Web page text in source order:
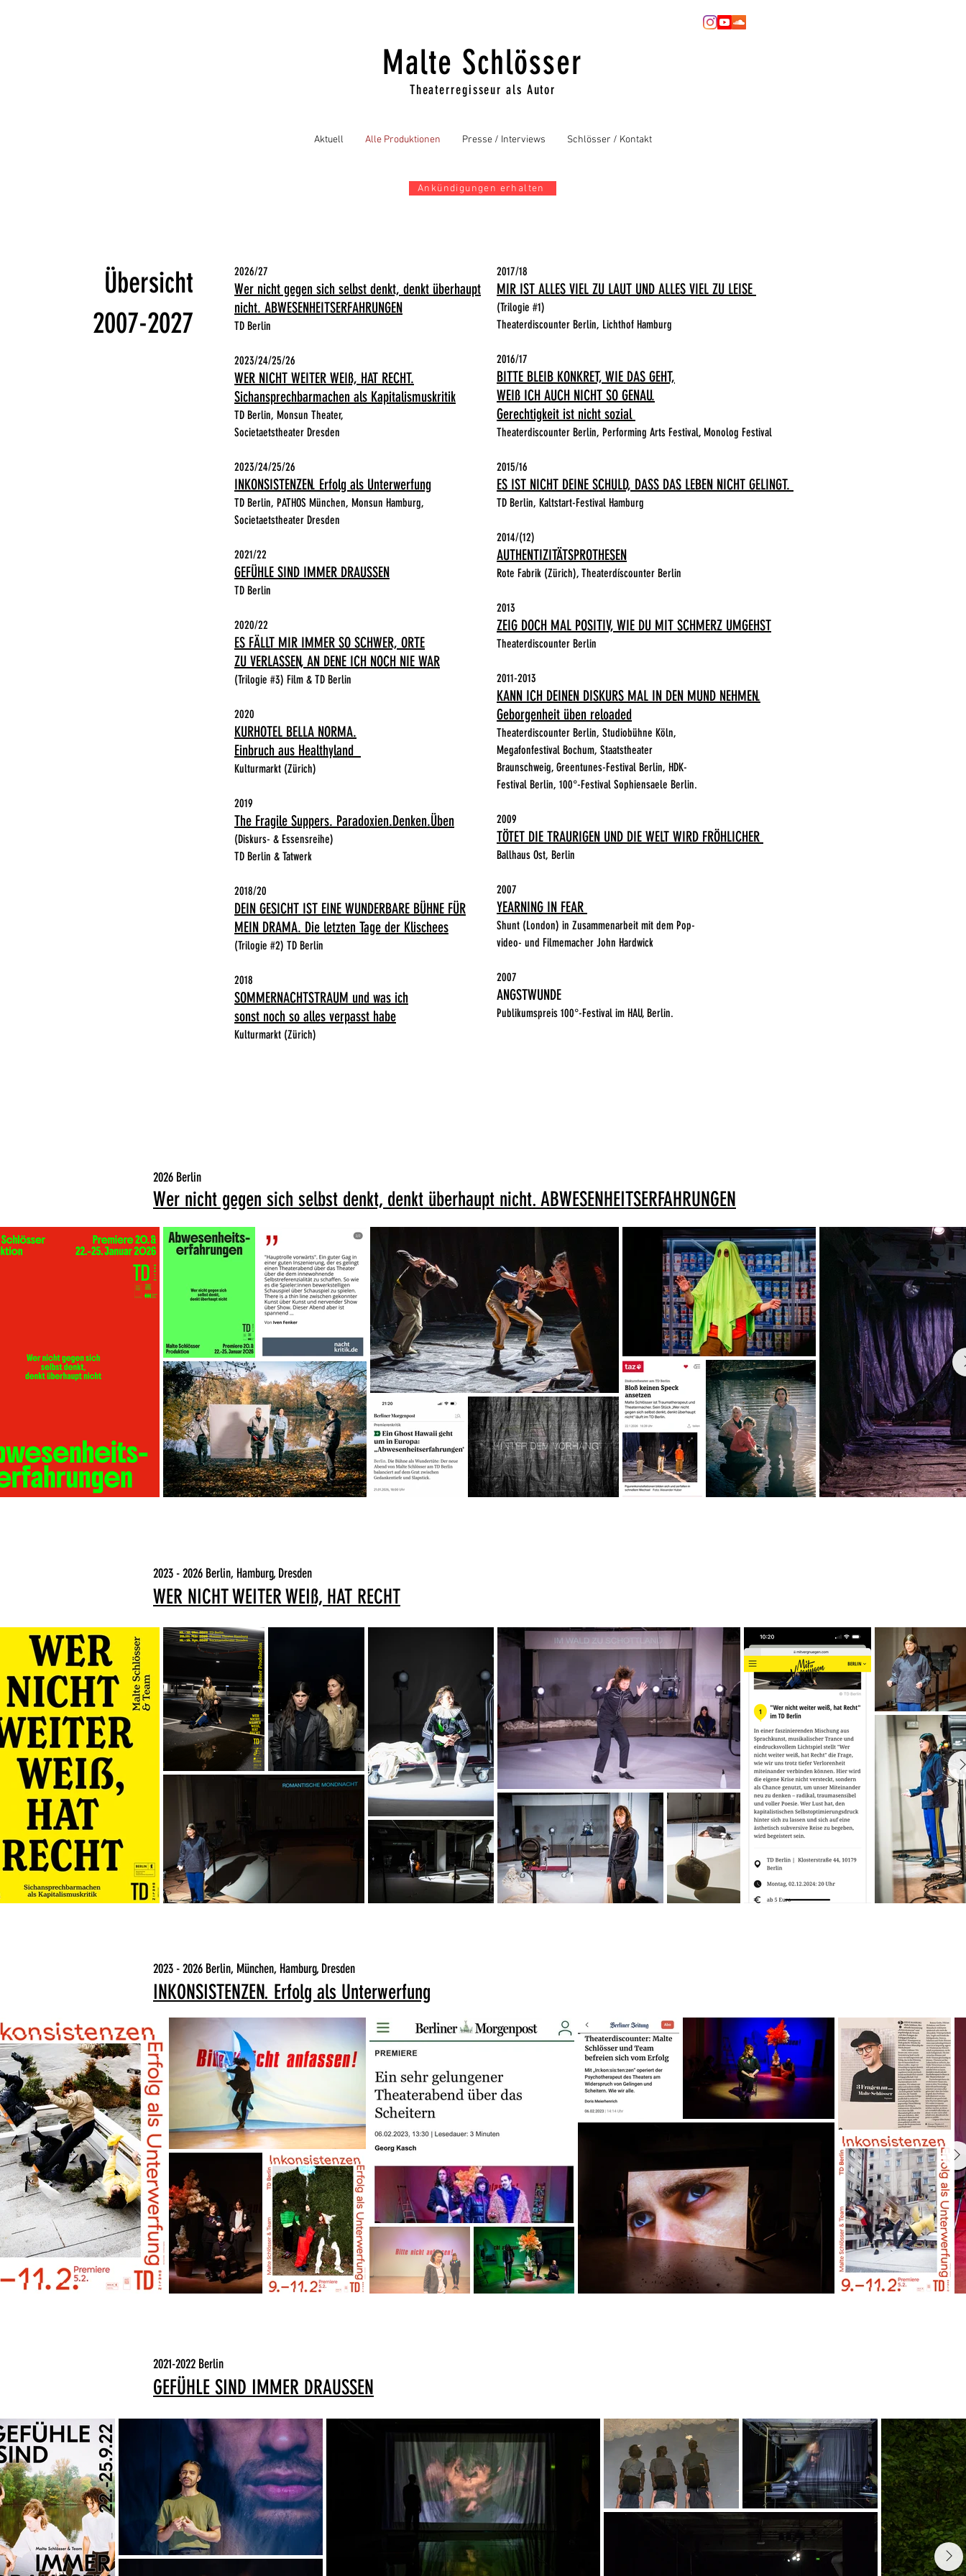
Malte Schlösser
Theaterregisseur als Autor
Aktuell Alle Produktionen Presse / Interviews Schlösser / Kontakt
Ankündigungen erhalten
Übersicht
2007-2027
2026/27
Wer nicht gegen sich selbst denkt, denkt überhaupt
nicht. ABWESENHEITSERFAHRUNGEN
TD Berlin
2023/24/25/26
WER NICHT WEITER WEIß, HAT RECHT.
Sichansprechbarmachen als Kapitalismuskritik
TD Berlin, Monsun Theater,
Societaetstheater Dresden
2023/24/25/26
INKONSISTENZEN. Erfolg als Unterwerfung
TD Berlin, PATHOS München, Monsun Hamburg,
Societaetstheater Dresden
2021/22
GEFÜHLE SIND IMMER DRAUSSEN
TD Berlin
2020/22
ES FÄLLT MIR IMMER SO SCHWER, ORTE
ZU VERLASSEN, AN DENE ICH NOCH NIE WAR
(Trilogie #3)​ Film & TD Berlin
2020
KURHOTEL BELLA NORMA.
Einbruch aus Healthyland
Kulturmarkt (Zürich)
2019
The Fragile Suppers. Paradoxien.Denken.Üben
(Diskurs- & Essensreihe)
TD Berlin & Tatwerk
2018/20
DEIN GESICHT IST EINE WUNDERBARE BÜHNE FÜR
MEIN DRAMA. Die letzten Tage der Klischees
(Trilogie #2) TD Berlin
2018
SOMMERNACHTSTRAUM und was ich
sonst noch so alles verpasst habe
Kulturmarkt (Zürich)
2017/18
MIR IST ALLES VIEL ZU LAUT UND ALLES VIEL ZU LEISE
(Trilogie #1)
Theaterdiscounter Berlin, Lichthof Hamburg
2016/17
BITTE BLEIB KONKRET, WIE DAS GEHT,
WEIß ICH AUCH NICHT SO GENAU.
Gerechtigkeit ist nicht sozial
Theaterdiscounter Berlin, Performing Arts Festival, Monolog Festival
2015/16
ES IST NICHT DEINE SCHULD, DASS DAS LEBEN NICHT GELINGT.
TD Berlin, Kaltstart-Festival Hamburg
2014/(12)
AUTHENTIZITÄTSPROTHESEN
Rote Fabrik (Zürich), Theaterdíscounter Berlin
2013
ZEIG DOCH MAL POSITIV, WIE DU MIT SCHMERZ UMGEHST
Theaterdiscounter Berlin
2011-2013
KANN ICH DEINEN DISKURS MAL IN DEN MUND NEHMEN.
Geborgenheit üben reloaded
Theaterdiscounter Berlin, Studiobühne Köln,
Megafonfestival Bochum, Staatstheater
Braunschweig, Greentunes-Festival Berlin, HDK-
Festival Berlin, 100°-Festival Sophiensaele Berlin.
2009
TÖTET DIE TRAURIGEN UND DIE WELT WIRD FRÖHLICHER
Ballhaus Ost, Berlin
2007
YEARNING IN FEAR
Shunt (London) in Zusammenarbeit mit dem Pop-
video- und Filmemacher John Hardwick
2007
ANGSTWUNDE
Publikumspreis 100°-Festival im HAU, Berlin.
2026 Berlin
Wer nicht gegen sich selbst denkt, denkt überhaupt nicht. ABWESENHEITSERFAHRUNGEN
2023 - 2026 Berlin, Hamburg, Dresden
WER NICHT WEITER WEIß, HAT RECHT
2023 - 2026 Berlin, München, Hamburg, Dresden
INKONSISTENZEN. Erfolg als Unterwerfung
2021-2022 Berlin
GEFÜHLE SIND IMMER DRAUSSEN